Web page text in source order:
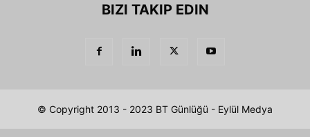
BIZI TAKIP EDIN
© Copyright 2013 - 2023 BT Günlüğü - Eylül Medya